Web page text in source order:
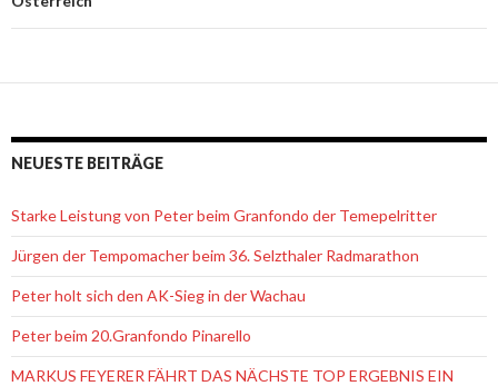
NEUESTE BEITRÄGE
Starke Leistung von Peter beim Granfondo der Temepelritter
Jürgen der Tempomacher beim 36. Selzthaler Radmarathon
Peter holt sich den AK-Sieg in der Wachau
Peter beim 20.Granfondo Pinarello
MARKUS FEYERER FÄHRT DAS NÄCHSTE TOP ERGEBNIS EIN